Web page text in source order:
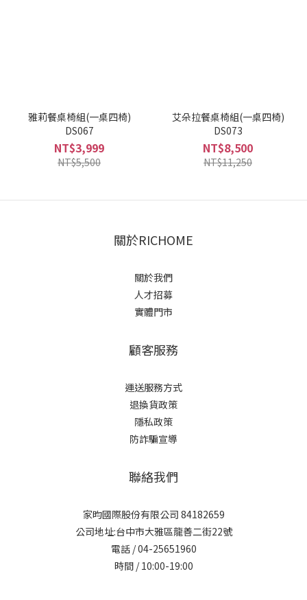
雅莉餐桌椅組(一桌四椅)
DS067
NT$3,999
NT$5,500
艾朵拉餐桌椅組(一桌四椅)
DS073
NT$8,500
NT$11,250
關於RICHOME
關於我們
人才招募
實體門市
顧客服務
運送服務方式
退換貨政策
隱私政策
防詐騙宣導
聯絡我們
家昀國際股份有限公司 84182659
公司地址:台中市大雅區龍善二街22號
電話 / 04-25651960
時間 / 10:00-19:00